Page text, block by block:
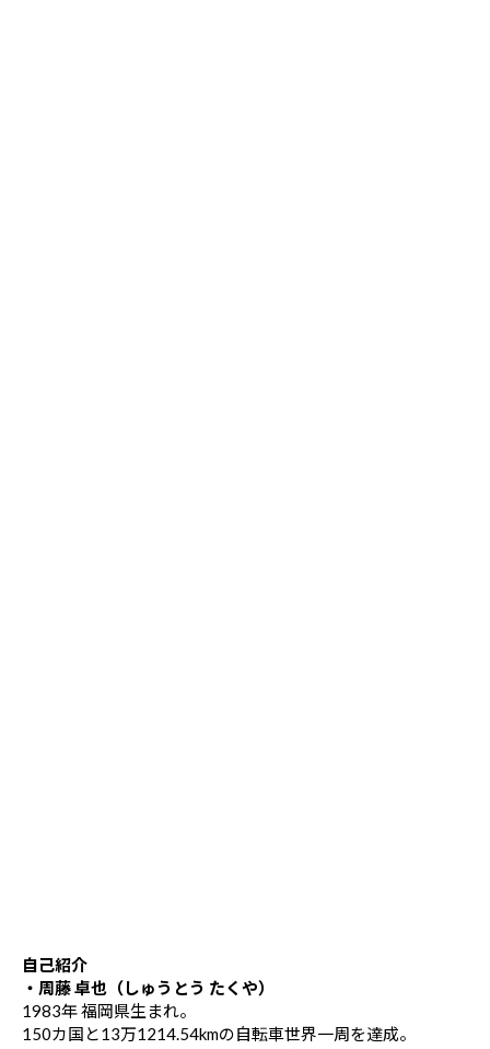
自己紹介
・周藤 卓也（しゅうとう たくや）
1983年 福岡県生まれ。
150カ国と13万1214.54kmの自転車世界一周を達成。